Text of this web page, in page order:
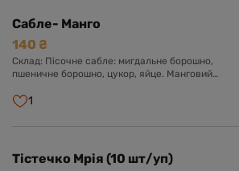
Сабле- Манго
140 ₴
Склад: Пісочне сабле: мигдальне борошно,
пшеничне борошно, цукор, яйце. Манговий
біла глазур, желатин. Компоте: пюре манго,
Намелака: молоко, вершки, біла глазур,
1
Тістечко Мрія (10 шт/уп)